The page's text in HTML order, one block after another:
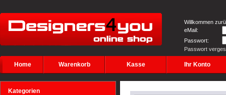
Willkommen
eMail:
Passwort:
Passwort
Home Warenkorb Kasse Ihr Konto
Kategorien